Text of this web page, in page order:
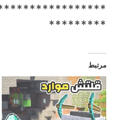
*********
مرتبط